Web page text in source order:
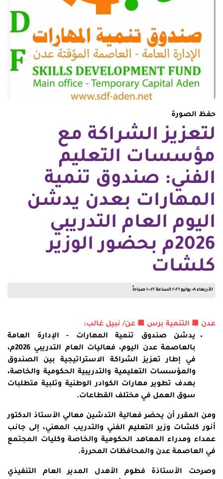
حفظ الصورة
لتعزيز الشراكة مع
مؤسسات التعليم
الفني: صندوق تنمية
المهارات بعدن يدشن
اليوم العام التدريبي
2026م بحضور الوزير
كلشات
الأربعاء ٠٨ يوليو ٢٠٢٦ الساعة ١٠:٢٢ صباحاً
عدن ■ التنمية برس ■ عن/ نبيل غالب:
يدشن صندوق تنمية المهارات - الإدارة العامة
بالعاصمة عدن اليوم، فعاليات العام التدريبي 2026م،
في إطار تعزيز الشراكة الاستراتيجية بين الصندوق
والمؤسسات التعليمية والتدريبية الحكومية والخاصة،
بهدف تطوير مهارات الكوادر الوطنية وتلبية متطلبات
سوق العمل في مختلف القطاعات.
ومن المقرر أن يحضر فعالية التدشين معالي الأستاذ الدكتور
أنور كلشات وزير التعليم الفني والتدريب المهني، إلى جانب
عمداء ومدراء المعاهد الحكومية والخاصة وكليات المجتمع
في العاصمة عدن والمحافظات المحررة.
وصرحت الأستاذة فطوم الأهدل المدير العام التنفيذي